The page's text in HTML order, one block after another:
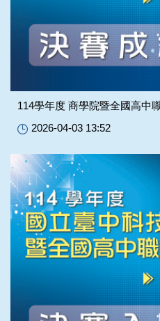
114學年度 商學院暨全國高中
2026-04-03 13:52